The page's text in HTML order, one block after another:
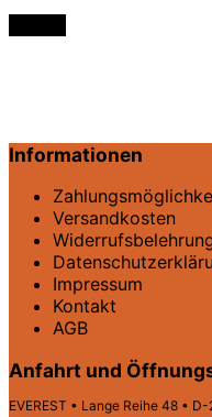
Informationen
Versandkosten
Impressum
Kontakt
AGB
Anfahrt und
EVEREST • Lange Reihe 48 •